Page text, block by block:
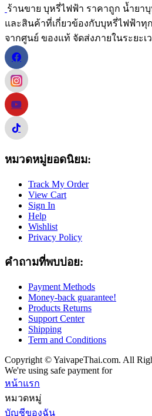
ร้านขาย บุหรี่ไฟฟ้า ราคาถูก น้ำยาบุ
และสินค้าที่เกี่ยวข้องกับบุหรี่ไฟฟ้า
จากศูนย์ ของแท้ จัดส่งภายในระยะเ
หมวดหมู่ยอดนิยม:
Track My Order
View Cart
Sign In
Help
Wishlist
Privacy Policy
คำถามที่พบบ่อย:
Payment Methods
Money-back guarantee!
Products Returns
Support Center
Shipping
Term and Conditions
Copyright © YaivapeThai.com. All
We're using safe payment for
หน้าแรก
หมวดหมู่
บัญชีของฉัน